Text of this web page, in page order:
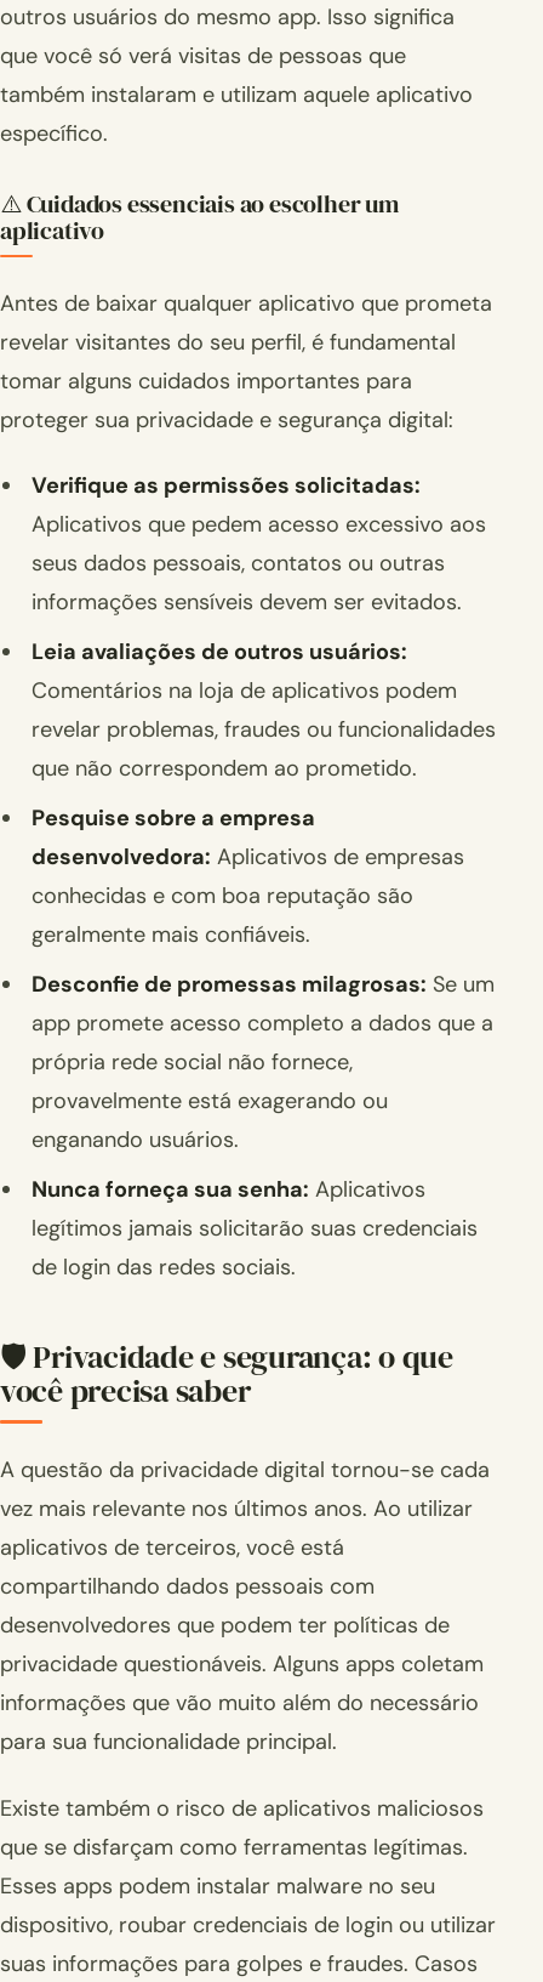
outros usuários do mesmo app. Isso significa
que você só verá visitas de pessoas que
também instalaram e utilizam aquele aplicativo
específico.
⚠️ Cuidados essenciais ao escolher um
aplicativo
Antes de baixar qualquer aplicativo que prometa
revelar visitantes do seu perfil, é fundamental
tomar alguns cuidados importantes para
proteger sua privacidade e segurança digital:
Verifique as permissões solicitadas:
Aplicativos que pedem acesso excessivo aos
seus dados pessoais, contatos ou outras
informações sensíveis devem ser evitados.
Leia avaliações de outros usuários:
Comentários na loja de aplicativos podem
revelar problemas, fraudes ou funcionalidades
que não correspondem ao prometido.
Pesquise sobre a empresa
desenvolvedora: Aplicativos de empresas
conhecidas e com boa reputação são
geralmente mais confiáveis.
Desconfie de promessas milagrosas: Se um
app promete acesso completo a dados que a
própria rede social não fornece,
provavelmente está exagerando ou
enganando usuários.
Nunca forneça sua senha: Aplicativos
legítimos jamais solicitarão suas credenciais
de login das redes sociais.
🛡️ Privacidade e segurança: o que
você precisa saber
A questão da privacidade digital tornou-se cada
vez mais relevante nos últimos anos. Ao utilizar
aplicativos de terceiros, você está
compartilhando dados pessoais com
desenvolvedores que podem ter políticas de
privacidade questionáveis. Alguns apps coletam
informações que vão muito além do necessário
para sua funcionalidade principal.
Existe também o risco de aplicativos maliciosos
que se disfarçam como ferramentas legítimas.
Esses apps podem instalar malware no seu
dispositivo, roubar credenciais de login ou utilizar
suas informações para golpes e fraudes. Casos